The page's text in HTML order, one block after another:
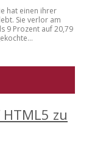
hat einen ihrer
Sie verlor am
9 Prozent auf 20,79
zu